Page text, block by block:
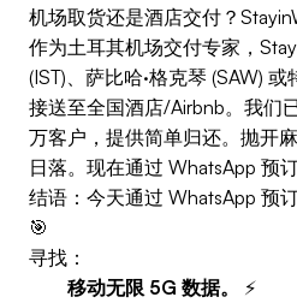
机场取货还是酒店交付？
作为土耳其机场交付专家，
(IST)、萨比哈·格克琴 (SAW)
接送至全国酒店/Airbnb。我们
万客户，提供简单归还。抛
日落。现在通过 WhatsApp 预
结语：今天通过 WhatsApp 预
🎯
寻找：
移动无限 5G 数据。
⚡